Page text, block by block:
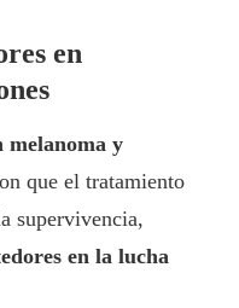
en
melanoma y
que el tratamiento
supervivencia,
en la lucha